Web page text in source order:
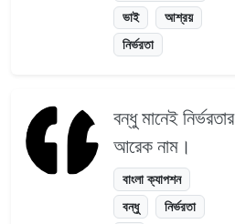
ভাই
আশ্রয়
নির্ভরতা
বন্ধু মানেই নির্ভরতার
আরেক নাম।
বাংলা ক্যাপশন
বন্ধু
নির্ভরতা